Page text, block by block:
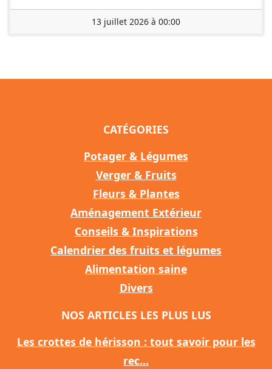
13 juillet 2026 à 00:00
CATÉGORIES
Potager & Légumes
Verger & Fruits
Fleurs & Plantes
Aménagement Extérieur
Conseils & Inspirations
Calendrier des fruits et légumes
Alimentation saine
Divers
NOS ARTICLES LES PLUS LUS
Les crottes de hérisson : tout savoir pour les
rec...